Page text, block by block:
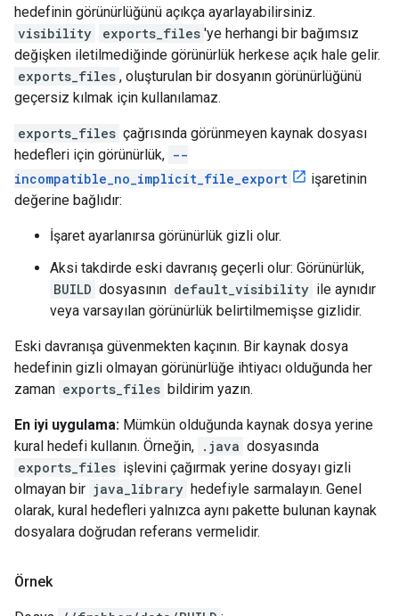
hedefinin görünürlüğünü açıkça ayarlayabilirsiniz.
visibility
exports_files 'ye herhangi bir bağımsız
değişken iletilmediğinde görünürlük herkese açık hale gelir.
exports_files , oluşturulan bir dosyanın görünürlüğünü
geçersiz kılmak için kullanılamaz.
exports_files çağrısında görünmeyen kaynak dosyası
hedefleri için görünürlük, --
incompatible_no_implicit_file_export
işaretinin
değerine bağlıdır:
İşaret ayarlanırsa görünürlük gizli olur.
Aksi takdirde eski davranış geçerli olur: Görünürlük,
BUILD dosyasının default_visibility ile aynıdır
veya varsayılan görünürlük belirtilmemişse gizlidir.
Eski davranışa güvenmekten kaçının. Bir kaynak dosya
hedefinin gizli olmayan görünürlüğe ihtiyacı olduğunda her
zaman exports_files bildirim yazın.
En iyi uygulama: Mümkün olduğunda kaynak dosya yerine
kural hedefi kullanın. Örneğin, .java dosyasında
exports_files işlevini çağırmak yerine dosyayı gizli
olmayan bir java_library hedefiyle sarmalayın. Genel
olarak, kural hedefleri yalnızca aynı pakette bulunan kaynak
dosyalara doğrudan referans vermelidir.
Örnek